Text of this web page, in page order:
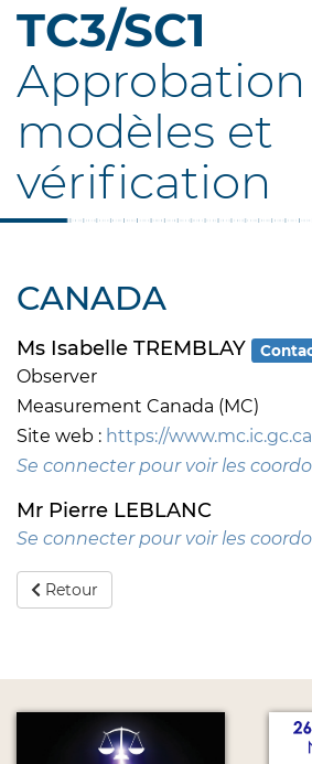
TC3/SC1
modèles et
vérification
CANADA
Ms Isabelle TREMBLAY
Observer
Measurement Canada (MC)
Site web : https://www.mc.ic.gc.ca
Se connecter pour voir les
Mr Pierre LEBLANC
Se connecter pour voir les
Retour